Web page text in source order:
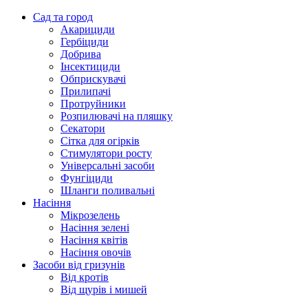
Сад та город
Акарициди
Гербіциди
Добрива
Інсектициди
Обприскувачі
Прилипачі
Протруйники
Розпилювачі на пляшку
Секатори
Сітка для огірків
Стимулятори росту
Універсальні засоби
Фунгіциди
Шланги поливальні
Насіння
Мікрозелень
Насіння зелені
Насіння квітів
Насіння овочів
Засоби від гризунів
Від кротів
Від щурів і мишей